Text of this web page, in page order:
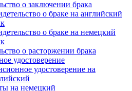
о заключении брака
о браке на английский
о браке на немецкий
о расторжении брака
удостоверение
удостоверение на
на немецкий